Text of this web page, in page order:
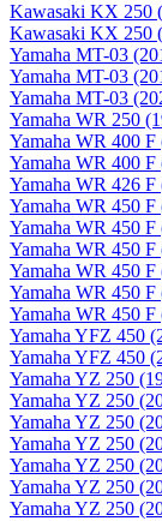
Kawasaki KX 250
Kawasaki KX 250
Yamaha MT-03
Yamaha MT-03
Yamaha MT-03
Yamaha WR 250
Yamaha WR 400 F
Yamaha WR 400 F
Yamaha WR 426 F
Yamaha WR 450 F
Yamaha WR 450 F
Yamaha WR 450 F
Yamaha WR 450 F
Yamaha WR 450 F
Yamaha WR 450 F
Yamaha YFZ 450
Yamaha YFZ 450
Yamaha YZ 250
Yamaha YZ 250
Yamaha YZ 250
Yamaha YZ 250
Yamaha YZ 250
Yamaha YZ 250
Yamaha YZ 250